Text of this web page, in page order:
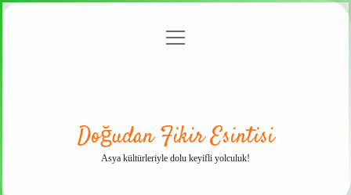
menüyü
Doğudan Fikir Esintisi
Asya kültürleriyle dolu keyifli yolculuk!